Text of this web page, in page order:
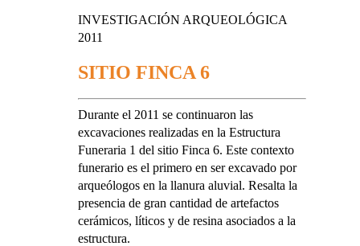
INVESTIGACIÓN ARQUEOLÓGICA
2011
SITIO FINCA 6
Durante el 2011 se continuaron las
excavaciones realizadas en la Estructura
Funeraria 1 del sitio Finca 6. Este contexto
funerario es el primero en ser excavado por
arqueólogos en la llanura aluvial. Resalta la
presencia de gran cantidad de artefactos
cerámicos, líticos y de resina asociados a la
estructura.